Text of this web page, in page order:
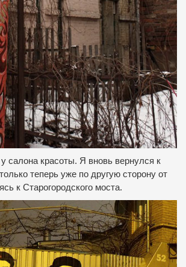
салона красоты. Я вновь вернулся к
теперь уже по другую сторону от
к Старогородского моста.